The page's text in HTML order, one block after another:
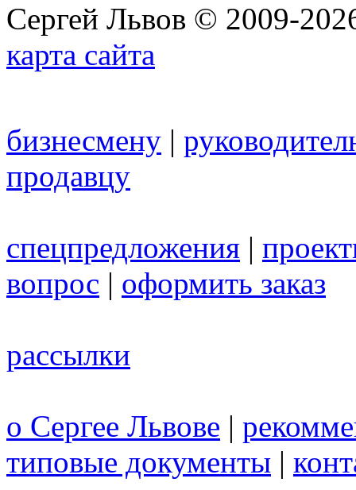
Сергей Львов © 2009-
карта сайта
бизнесмену |
продавцу
спецпредложения |
вопрос | оформить заказ
рассылки
о Сергее Львове |
типовые документы |